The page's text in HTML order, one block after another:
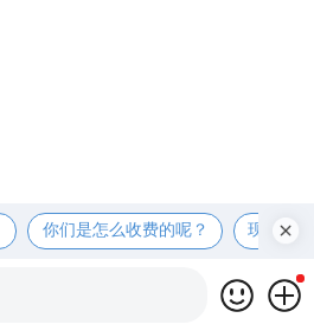
你们是怎么收费的呢？ 现在有